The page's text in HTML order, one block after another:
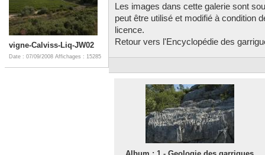
vigne-Calviss-Liq-JW02
Date : 07/09/2008 Affichages : 15285
Les images dans cette galerie sont
peut être utilisé et modifié à condition
licence.
Retour vers l'Encyclopédie des